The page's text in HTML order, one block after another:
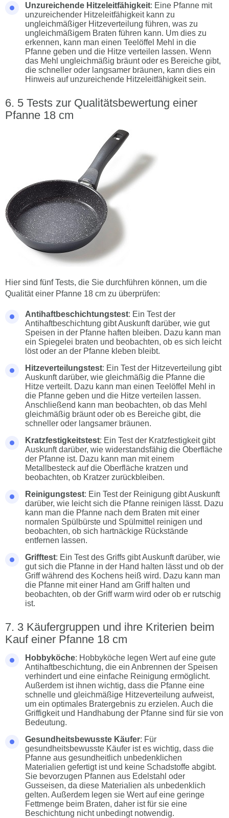
Unzureichende Hitzeleitfähigkeit: Eine Pfanne mit
unzureichender Hitzeleitfähigkeit kann zu
ungleichmäßiger Hitzeverteilung führen, was zu
ungleichmäßigem Braten führen kann. Um dies zu
erkennen, kann man einen Teelöffel Mehl in die
Pfanne geben und die Hitze verteilen lassen. Wenn
das Mehl ungleichmäßig bräunt oder es Bereiche gibt,
die schneller oder langsamer bräunen, kann dies ein
Hinweis auf unzureichende Hitzeleitfähigkeit sein.
5 Tests zur Qualitätsbewertung einer
Pfanne 18 cm
Hier sind fünf Tests, die Sie durchführen können, um die
Qualität einer Pfanne 18 cm zu überprüfen:
Antihaftbeschichtungstest: Ein Test der
Antihaftbeschichtung gibt Auskunft darüber, wie gut
Speisen in der Pfanne haften bleiben. Dazu kann man
ein Spiegelei braten und beobachten, ob es sich leicht
löst oder an der Pfanne kleben bleibt.
Hitzeverteilungstest: Ein Test der Hitzeverteilung gibt
Auskunft darüber, wie gleichmäßig die Pfanne die
Hitze verteilt. Dazu kann man einen Teelöffel Mehl in
die Pfanne geben und die Hitze verteilen lassen.
Anschließend kann man beobachten, ob das Mehl
gleichmäßig bräunt oder ob es Bereiche gibt, die
schneller oder langsamer bräunen.
Kratzfestigkeitstest: Ein Test der Kratzfestigkeit gibt
Auskunft darüber, wie widerstandsfähig die Oberfläche
der Pfanne ist. Dazu kann man mit einem
Metallbesteck auf die Oberfläche kratzen und
beobachten, ob Kratzer zurückbleiben.
Reinigungstest: Ein Test der Reinigung gibt Auskunft
darüber, wie leicht sich die Pfanne reinigen lässt. Dazu
kann man die Pfanne nach dem Braten mit einer
normalen Spülbürste und Spülmittel reinigen und
beobachten, ob sich hartnäckige Rückstände
entfernen lassen.
Grifftest: Ein Test des Griffs gibt Auskunft darüber, wie
gut sich die Pfanne in der Hand halten lässt und ob der
Griff während des Kochens heiß wird. Dazu kann man
die Pfanne mit einer Hand am Griff halten und
beobachten, ob der Griff warm wird oder ob er rutschig
ist.
3 Käufergruppen und ihre Kriterien beim
Kauf einer Pfanne 18 cm
Hobbyköche: Hobbyköche legen Wert auf eine gute
Antihaftbeschichtung, die ein Anbrennen der Speisen
verhindert und eine einfache Reinigung ermöglicht.
Außerdem ist ihnen wichtig, dass die Pfanne eine
schnelle und gleichmäßige Hitzeverteilung aufweist,
um ein optimales Bratergebnis zu erzielen. Auch die
Griffigkeit und Handhabung der Pfanne sind für sie von
Bedeutung.
Gesundheitsbewusste Käufer: Für
gesundheitsbewusste Käufer ist es wichtig, dass die
Pfanne aus gesundheitlich unbedenklichen
Materialien gefertigt ist und keine Schadstoffe abgibt.
Sie bevorzugen Pfannen aus Edelstahl oder
Gusseisen, da diese Materialien als unbedenklich
gelten. Außerdem legen sie Wert auf eine geringe
Fettmenge beim Braten, daher ist für sie eine
Beschichtung nicht unbedingt notwendig.